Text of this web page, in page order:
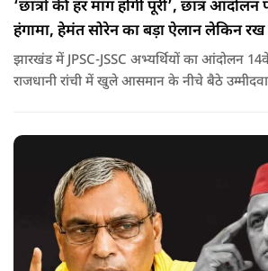
‘छात्रों की हर मांग होगी पूरी’, छात्र
हंगामा, हेमंत सोरेन का बड़ा ऐलान लेकिन रख
झारखंड में JPSC-JSSC अभ्यर्थियों का आंदोलन 14वें
राजधानी रांची में खुले आसमान के नीचे बैठे